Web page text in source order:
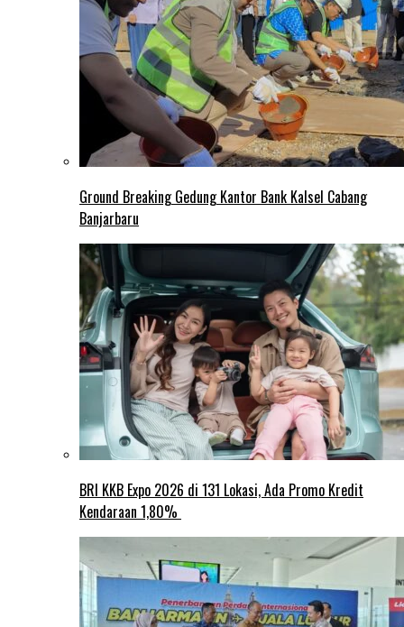
Ground Breaking Gedung Kantor Bank Kalsel Cabang
Banjarbaru
BRI KKB Expo 2026 di 131 Lokasi, Ada Promo Kredit
Kendaraan 1,80%